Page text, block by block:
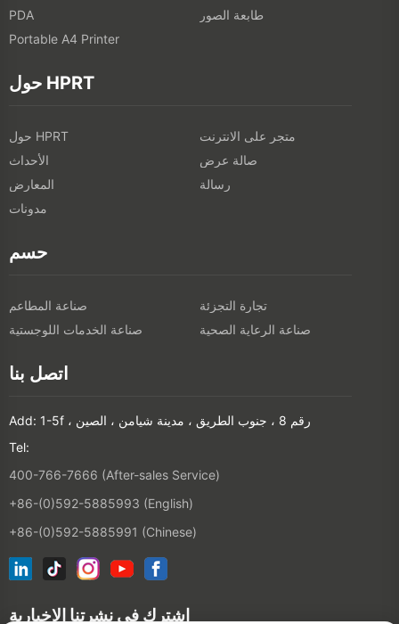
PDA
طابعة الصور
Portable A4 Printer
حول HPRT
حول HPRT
متجر على الانترنت
الأحداث
صالة عرض
المعارض
رسالة
مدونات
حسم
صناعة المطاعم
تجارة التجزئة
صناعة الخدمات اللوجستية
صناعة الرعاية الصحية
اتصل بنا
Add: 1-5f ، رقم 8 ، جنوب الطريق ، مدينة شيامن ، الصين
Tel:
400-766-7666 (After-sales Service)
+86-(0)592-5885993 (English)
+86-(0)592-5885991 (Chinese)
اشترك في نشرتنا الإخبارية